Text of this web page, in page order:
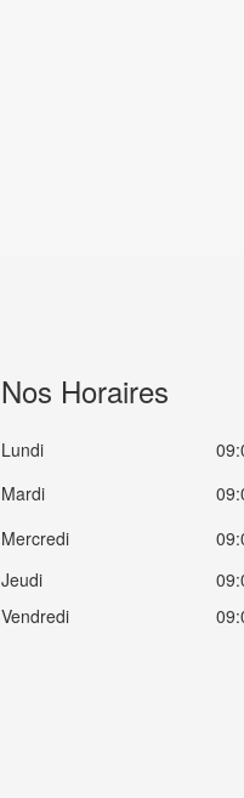
Nos Horaires
Lundi
Mardi
Mercredi
Jeudi
Vendredi